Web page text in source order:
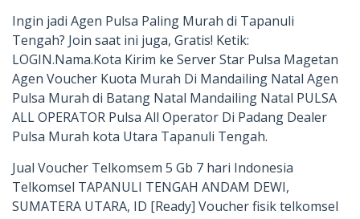
Ingin jadi Agen Pulsa Paling Murah di Tapanuli
Tengah? Join saat ini juga, Gratis! Ketik:
LOGIN.Nama.Kota Kirim ke Server Star Pulsa Magetan
Agen Voucher Kuota Murah Di Mandailing Natal Agen
Pulsa Murah di Batang Natal Mandailing Natal PULSA
ALL OPERATOR Pulsa All Operator Di Padang Dealer
Pulsa Murah kota Utara Tapanuli Tengah.
Jual Voucher Telkomsem 5 Gb 7 hari Indonesia
Telkomsel TAPANULI TENGAH ANDAM DEWI,
SUMATERA UTARA, ID [Ready] Voucher fisik telkomsel